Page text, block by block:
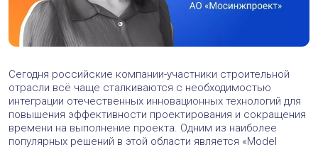
Сегодня российские компании-участники строительной
отрасли всё чаще сталкиваются с необходимостью
интеграции отечественных инновационных технологий для
повышения эффективности проектирования и сокращения
времени на выполнение проекта. Одним из наиболее
популярных решений в этой области является «Model